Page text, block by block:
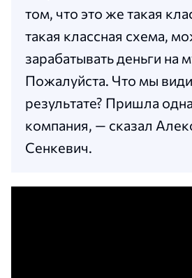
том, что это же такая
такая классная схема,
зарабатывать деньги на
Пожалуйста. Что мы
результате? Пришла
компания, — сказал
Сенкевич.